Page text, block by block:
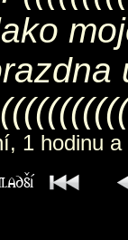
1 hodinu